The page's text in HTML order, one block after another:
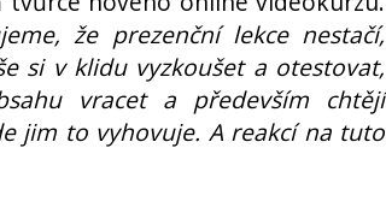
že prezenční lekce nestačí,
si v klidu vyzkoušet a otestovat,
vracet a především chtějí
jim to vyhovuje. A reakcí na tuto